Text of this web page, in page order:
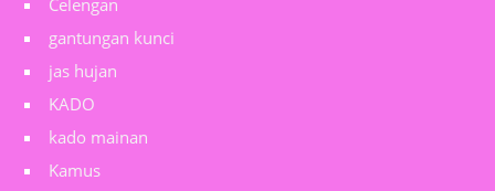
Celengan
gantungan kunci
jas hujan
KADO
kado mainan
Kamus